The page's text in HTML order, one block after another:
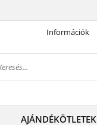
Információk
AJÁNDÉKÖTLETEK